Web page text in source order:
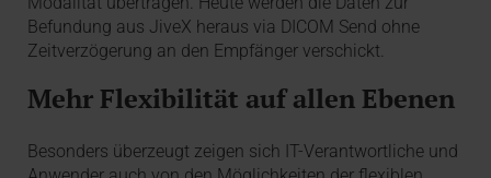
Befundung aus JiveX heraus via DICOM Send ohne
Zeitverzögerung an den Empfänger verschickt.
Mehr Flexibilität auf allen Ebenen
Besonders überzeugt zeigen sich IT-Verantwortliche und